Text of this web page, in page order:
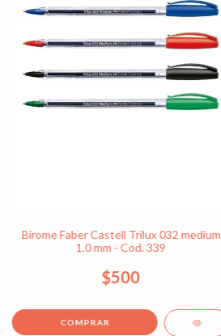
Birome Faber Castell Trilux 032 medium
1.0 mm - Cod. 339
$500
COMPRAR